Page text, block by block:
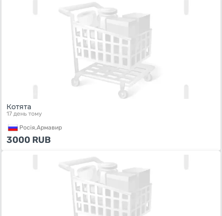
Котята
17 день тому
Росiя,Армавир
3000 RUB